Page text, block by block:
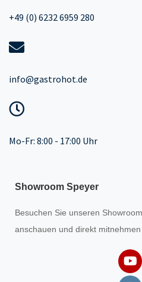
+49 (0) 6232 6959 280
info@gastrohot.de
Mo-Fr: 8:00 - 17:00 Uhr
Showroom Speyer
Besuchen Sie unseren Showroom
anschauen und direkt